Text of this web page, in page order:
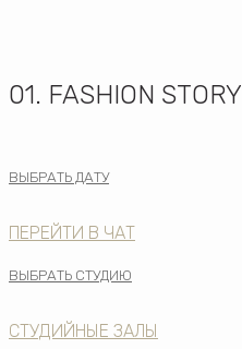
01. FASHION STORY
ВЫБРАТЬ ДАТУ
ПЕРЕЙТИ В ЧАТ
ВЫБРАТЬ СТУДИЮ
СТУДИЙНЫЕ ЗАЛЫ